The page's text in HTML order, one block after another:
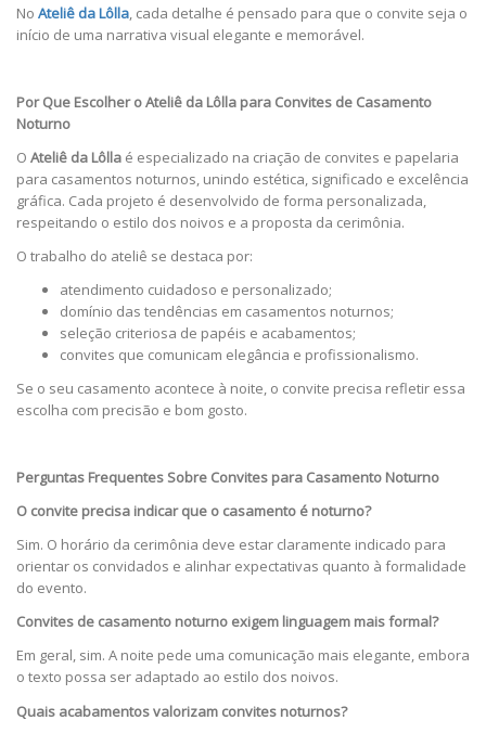
No Ateliê da Lôlla, cada detalhe é pensado para que o convite seja o
início de uma narrativa visual elegante e memorável.
Por Que Escolher o Ateliê da Lôlla para Convites de Casamento
Noturno
O Ateliê da Lôlla é especializado na criação de convites e papelaria
para casamentos noturnos, unindo estética, significado e excelência
gráfica. Cada projeto é desenvolvido de forma personalizada,
respeitando o estilo dos noivos e a proposta da cerimônia.
O trabalho do ateliê se destaca por:
atendimento cuidadoso e personalizado;
domínio das tendências em casamentos noturnos;
seleção criteriosa de papéis e acabamentos;
convites que comunicam elegância e profissionalismo.
Se o seu casamento acontece à noite, o convite precisa refletir essa
escolha com precisão e bom gosto.
Perguntas Frequentes Sobre Convites para Casamento Noturno
O convite precisa indicar que o casamento é noturno?
Sim. O horário da cerimônia deve estar claramente indicado para
orientar os convidados e alinhar expectativas quanto à formalidade
do evento.
Convites de casamento noturno exigem linguagem mais formal?
Em geral, sim. A noite pede uma comunicação mais elegante, embora
o texto possa ser adaptado ao estilo dos noivos.
Quais acabamentos valorizam convites noturnos?